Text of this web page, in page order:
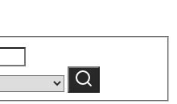
category:
Søg